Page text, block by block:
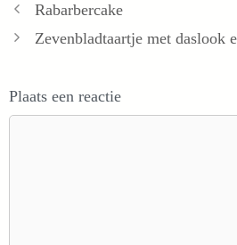
Rabarbercake
Zevenbladtaartje met daslook
Plaats een reactie